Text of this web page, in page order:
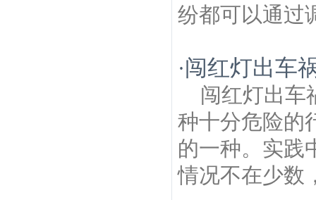
纷都可以通过
·闯红灯出车
闯红灯出车
种十分危险的
的一种。实践
情况不在少数